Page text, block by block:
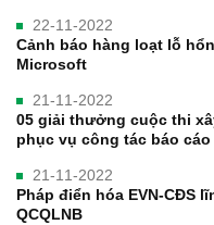
22-11-2022
Cảnh báo hàng loạt lỗ
Microsoft
21-11-2022
05 giải thưởng cuộc thi
phục vụ công tác báo cáo
21-11-2022
Pháp điển hóa EVN-CĐS
QCQLNB